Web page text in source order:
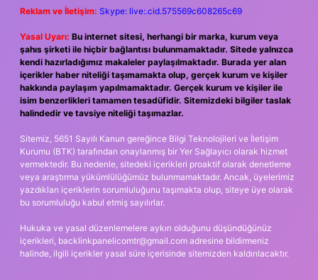
Reklam ve İletişim: Skype: live:.cid.575569c608265c69
Yasal Uyarı: Bu internet sitesi, herhangi bir marka, kurum veya
şahıs şirketi ile hiçbir bağlantısı bulunmamaktadır. Sitede yalnızca
kendi hazırladığımız makaleler paylaşılmaktadır. Burada yer alan
içerikler haber niteliği taşımamakta olup, gerçek kurum ve kişiler
hakkında paylaşım yapılmamaktadır. Gerçek kurum ve kişiler ile
isim benzerlikleri tamamen tesadüfidir. Sitemizdeki bilgiler taslak
halindedir ve tavsiye niteliği taşımazlar.
Sitemiz, 5651 Sayılı Kanun gereğince Bilgi Teknolojileri ve İletişim
Kurumu (BTK) tarafından onaylanmış bir Yer Sağlayıcı olarak hizmet
vermektedir. Bu nedenle, sitedeki içerikleri proaktif olarak denetleme
veya araştırma yükümlülüğümüz bulunmamaktadır. Ancak, üyelerimiz
yazdıkları içeriklerin sorumluluğunu taşımakta olup, siteye üye olarak
bu sorumluluğu kabul etmiş sayılırlar.
Hukuka ve yasal düzenlemelere aykırı olduğunu düşündüğünüz
içerikleri, backlinkpanelicomtr@gmail.com adresine bildirmeniz
halinde, ilgili içerikler yasal süre içerisinde sitemizden kaldırılacaktır.